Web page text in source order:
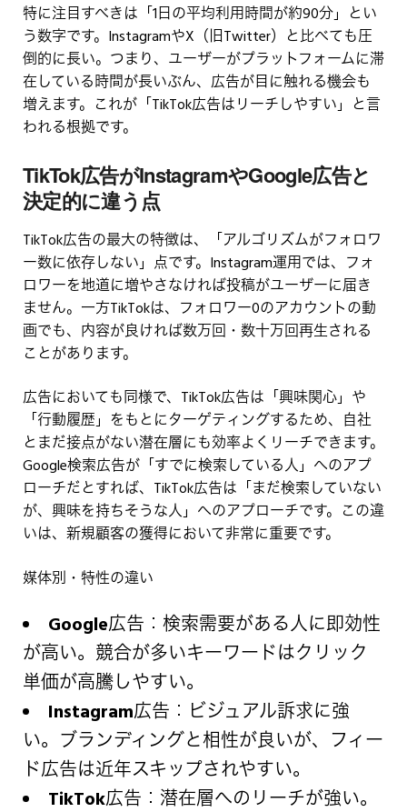
特に注目すべきは「1日の平均利用時間が約90分」とい
う数字です。InstagramやX（旧Twitter）と比べても圧
倒的に長い。つまり、ユーザーがプラットフォームに滞
在している時間が長いぶん、広告が目に触れる機会も
増えます。これが「TikTok広告はリーチしやすい」と言
われる根拠です。
TikTok広告がInstagramやGoogle広告と
決定的に違う点
TikTok広告の最大の特徴は、「アルゴリズムがフォロワ
ー数に依存しない」点です。Instagram運用では、フォ
ロワーを地道に増やさなければ投稿がユーザーに届き
ません。一方TikTokは、フォロワー0のアカウントの動
画でも、内容が良ければ数万回・数十万回再生される
ことがあります。
広告においても同様で、TikTok広告は「興味関心」や
「行動履歴」をもとにターゲティングするため、自社
とまだ接点がない潜在層にも効率よくリーチできます。
Google検索広告が「すでに検索している人」へのアプ
ローチだとすれば、TikTok広告は「まだ検索していない
が、興味を持ちそうな人」へのアプローチです。この違
いは、新規顧客の獲得において非常に重要です。
媒体別・特性の違い
Google広告： 検索需要がある人に即効性
が高い。競合が多いキーワードはクリック
単価が高騰しやすい。
Instagram広告： ビジュアル訴求に強
い。ブランディングと相性が良いが、フィー
ド広告は近年スキップされやすい。
TikTok広告： 潜在層へのリーチが強い。